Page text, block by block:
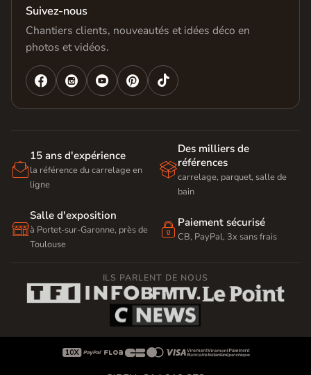
Suivez-nous
Chantiers clients, nouveautés et idées déco en
photos et vidéos.
   

15 ans d'expérience
la référence du carrelage en
ligne

Des milliers de
références
carrelage, parquet, salle de
bain

Salle d'exposition
à Portet-sur-Garonne, près de
Toulouse
 Paiement sécurisé
CB, PayPal, 3x sans frais
ILS PARLENT DE NOUS
